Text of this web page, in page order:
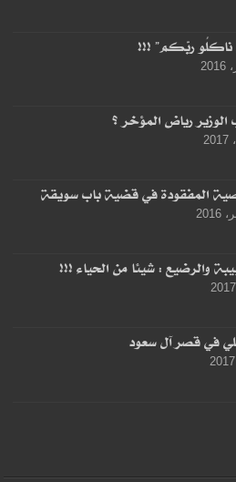
ناكلُو ربّكم” !!!
رياض المؤخر ؟
المفقودة في قضية باب سويقة
والرضيع : شيئا من الحياء !!!
في قصر آل سعود